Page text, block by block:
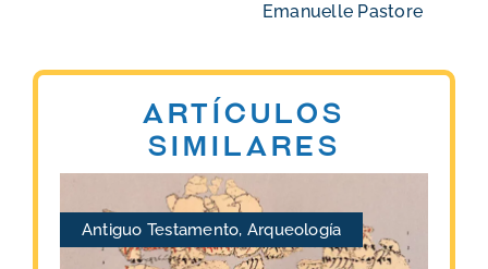
Emanuelle Pastore
Artículos
similares
Antiguo Testamento, Arqueología